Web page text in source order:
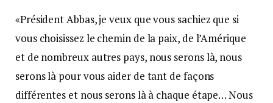
«Président Abbas, je veux que vous sachiez que si
vous choisissez le chemin de la paix, de l’Amérique
et de nombreux autres pays, nous serons là, nous
serons là pour vous aider de tant de façons
différentes et nous serons là à chaque étape… Nous